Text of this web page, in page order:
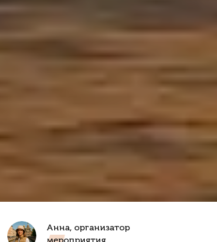
Анна, организатор
мероприятия